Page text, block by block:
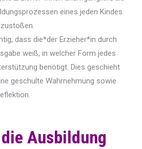
eines jeden Kindes
dass die*der Erzieher*in durch
weiß, in welcher Form jedes
benötigt. Dies geschieht
geschulte Wahrnehmung sowie
Ausbildung